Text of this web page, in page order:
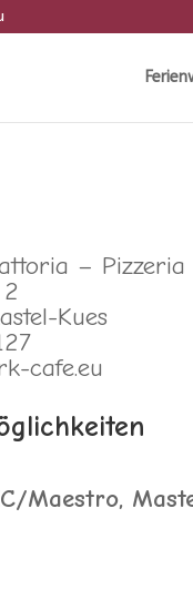
– Pizzeria
Kues
cafe.eu
Maestro,